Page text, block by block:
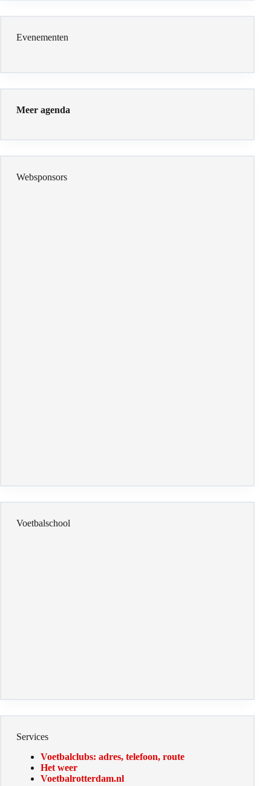
Evenementen
Meer agenda
Websponsors
Het weer